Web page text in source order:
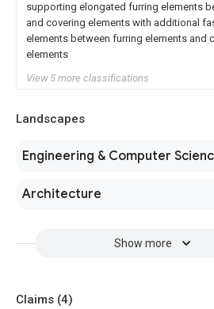
supporting elongated furring elements
and covering elements with additional
elements between furring elements and
elements
View 5 more classifications
Landscapes
Engineering & Computer
Architecture
Show more
Claims (4)